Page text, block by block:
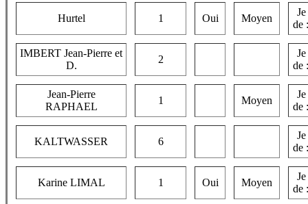
Hurtel 1 Oui Moyen
de
IMBERT Jean-Pierre et
D.
2
de
Jean-Pierre
RAPHAEL
1 Moyen
de
KALTWASSER 6
de
Karine LIMAL 1 Oui Moyen
de